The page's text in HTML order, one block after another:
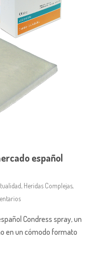
español
, Heridas Complejas,
Condress spray, un
en un cómodo formato